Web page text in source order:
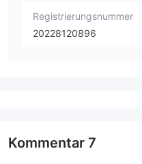
Registrierungsnummer
20228120896
Kommentar 7